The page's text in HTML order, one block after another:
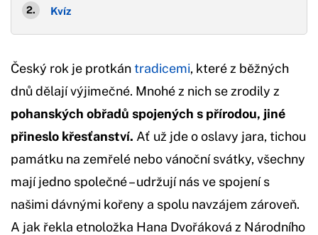
Kvíz
Český rok je protkántradicemi, které z běžných
dnů dělají výjimečné. Mnohé z nich se zrodily z
pohanských obřadů spojených s přírodou, jiné
přineslo křesťanství. Ať už jde o oslavy jara, tichou
památku na zemřelé nebo vánoční svátky, všechny
mají jedno společné – udržují nás ve spojení s
našimi dávnými kořeny a spolu navzájem zároveň.
A jak řekla etnoložka Hana Dvořáková z Národního